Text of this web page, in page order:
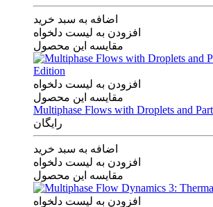
اضافه به سبد خرید
افزودن به لیست دلخواه
مقایسه این محصول
افزودن به لیست دلخواه
مقایسه این محصول
Multiphase Flows with Droplets and
رایگان
اضافه به سبد خرید
افزودن به لیست دلخواه
مقایسه این محصول
افزودن به لیست دلخواه